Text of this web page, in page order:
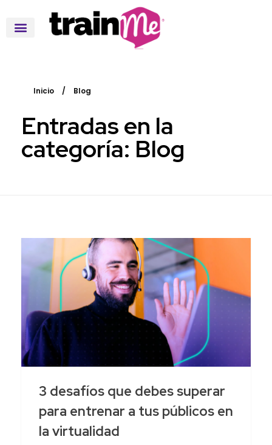
Inicio / Blog
Entradas en la
categoría: Blog
3 desafíos que debes superar
para entrenar a tus públicos en
la virtualidad